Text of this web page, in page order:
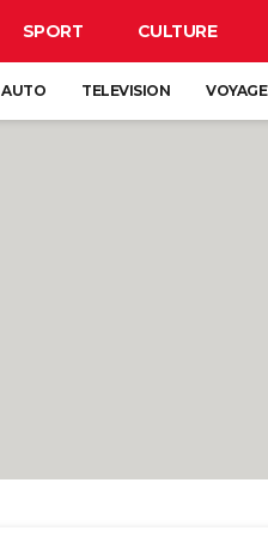
SPORT CULTURE
AUTO TELEVISION VOYAGE